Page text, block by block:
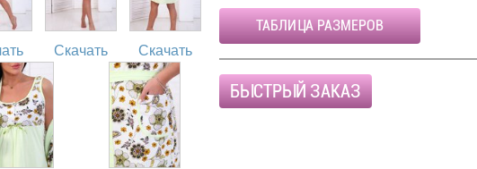
Скачать Скачать
ТАБЛИЦА РАЗМЕРОВ
БЫСТРЫЙ ЗАКАЗ